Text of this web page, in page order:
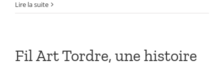
Lire la suite
Fil Art Tordre, une histoire